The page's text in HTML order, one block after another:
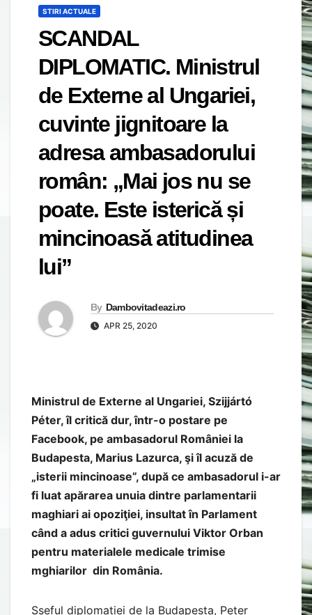
STIRI ACTUALE
SCANDAL
DIPLOMATIC. Ministrul
de Externe al Ungariei,
cuvinte jignitoare la
adresa ambasadorului
român: „Mai jos nu se
poate. Este isterică și
mincinoasă atitudinea
lui”
By Dambovitadeazi.ro
APR 25, 2020
Ministrul de Externe al Ungariei, Szijjártó
Péter, îl critică dur, într-o postare pe
Facebook, pe ambasadorul României la
Budapesta, Marius Lazurca, şi îl acuză de
„isterii mincinoase”, după ce ambasadorul i-ar
fi luat apărarea unuia dintre parlamentarii
maghiari ai opoziţiei, insultat în Parlament
când a adus critici guvernului Viktor Orban
pentru materialele medicale trimise
mghiarilor din România.
Șșeful diplomației de la Budapesta, Peter